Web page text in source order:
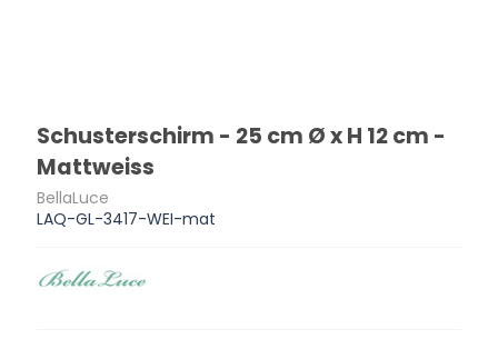
Schusterschirm - 25 cm Ø x H 12 cm -
Mattweiss
BellaLuce
LAQ-GL-3417-WEI-mat